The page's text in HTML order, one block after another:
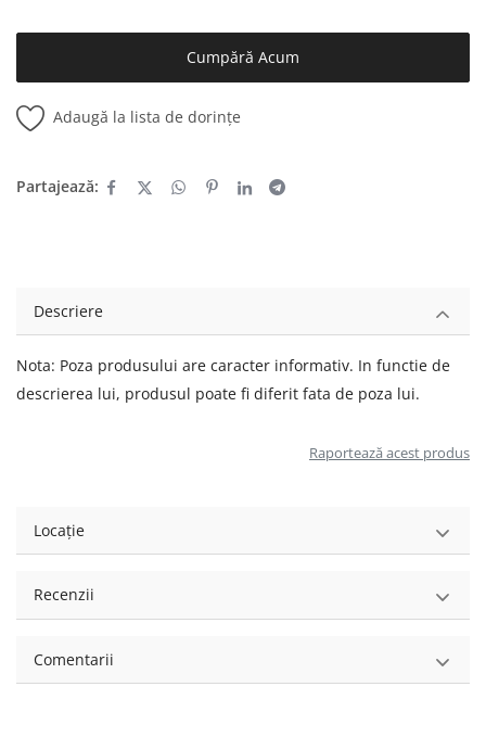
Cumpără Acum
Adaugă la lista de dorințe
Partajează:
Descriere
Nota: Poza produsului are caracter informativ. In functie de
descrierea lui, produsul poate fi diferit fata de poza lui.
Raportează acest produs
Locație
Recenzii
Comentarii